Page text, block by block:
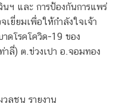
ฯ และ การป้องกันการแพร่
เยี่ยมเพื่อให้กำลังใจเจ้า
ดโรคโควิด-19 ของ
ลี่)​ ต.ข่วงเปา อ.จอมทอง
ลชน รายงาน